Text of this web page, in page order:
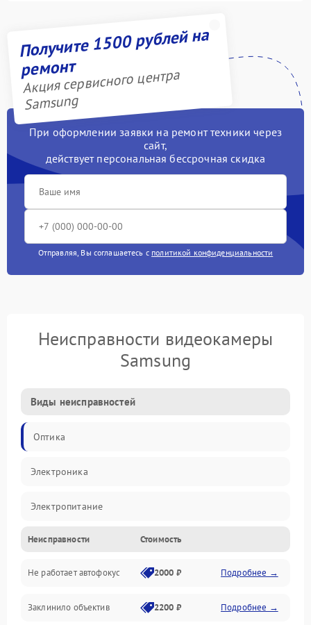
Получите 1500 рублей на
ремонт
Акция сервисного центра
Samsung
При оформлении заявки на ремонт техники через
сайт,
действует персональная бессрочная скидка
Отправляя, Вы соглашаетесь с политикой конфиденциальности
Неисправности видеокамеры
Samsung
Виды неисправностей
Оптика
Электроника
Электропитание
Видео
Хранение данных
Программное обеспечение
Неисправности Стоимость
Не работает автофокус 2000 ₽ Подробнее →
Заклинило объектив 2200 ₽ Подробнее →